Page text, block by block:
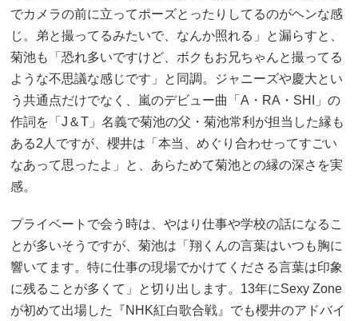
でカメラの前に立ってポーズとったりしてるのがヘンな感
じ。弟と撮ってるみたいで、なんか照れる」と漏らすと、
菊池も「恐れ多いですけど、ボクもお兄ちゃんと撮ってる
ような不思議な感じです」と同調。ジャニーズや慶大とい
う共通点だけでなく、嵐のデビュー曲「A・RA・SHI」の
作詞を「J＆T」名義で菊池の父・菊池常利が担当した縁も
ある2人ですが、櫻井は「本当、めぐり合わせってすごい
なあって思ったよ」と、あらためて菊池との縁の深さを実
感。
プライベートで会う時は、やはり仕事や学校の話になるこ
とが多いそうですが、菊池は「翔くんの言葉はいつも胸に
響いてます。特に仕事の現場でかけてくださる言葉は印象
に残ることが多くて」と切り出します。13年にSexy Zone
が初めて出場した『NHK紅白歌合戦』でも櫻井のアドバイ